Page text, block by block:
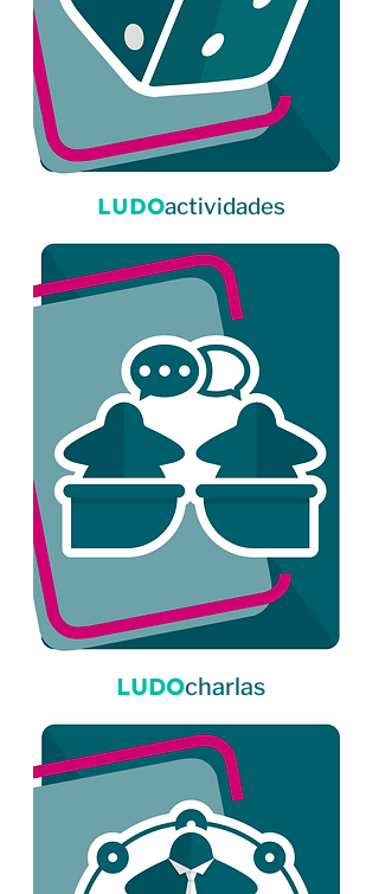
LUDOactividades
LUDOcharlas